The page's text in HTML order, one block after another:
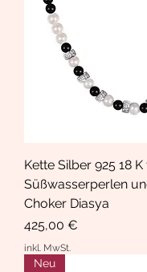
Kette Silber 925 18
Süßwasserperlen
Choker Diasya
Preis
425,00 €
inkl. MwSt.
Neu